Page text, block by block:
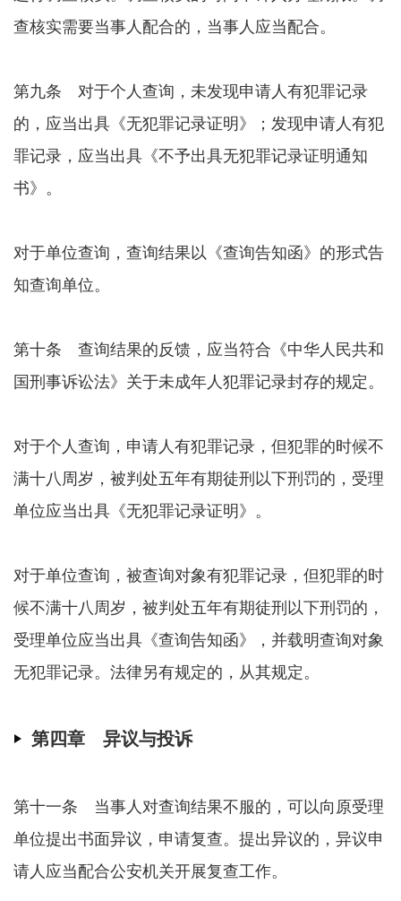
查核实需要当事人配合的，当事人应当配合。
第九条 对于个人查询，未发现申请人有犯罪记录
的，应当出具《无犯罪记录证明》；发现申请人有犯
罪记录，应当出具《不予出具无犯罪记录证明通知
书》。
对于单位查询，查询结果以《查询告知函》的形式告
知查询单位。
第十条 查询结果的反馈，应当符合《中华人民共和
国刑事诉讼法》关于未成年人犯罪记录封存的规定。
对于个人查询，申请人有犯罪记录，但犯罪的时候不
满十八周岁，被判处五年有期徒刑以下刑罚的，受理
单位应当出具《无犯罪记录证明》。
对于单位查询，被查询对象有犯罪记录，但犯罪的时
候不满十八周岁，被判处五年有期徒刑以下刑罚的，
受理单位应当出具《查询告知函》，并载明查询对象
无犯罪记录。法律另有规定的，从其规定。
第四章 异议与投诉
第十一条 当事人对查询结果不服的，可以向原受理
单位提出书面异议，申请复查。提出异议的，异议申
请人应当配合公安机关开展复查工作。